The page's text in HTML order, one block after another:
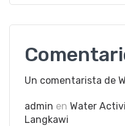
Un comentarista de
admin en Water
Langkawi